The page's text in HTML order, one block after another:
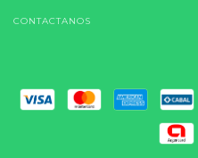
CONTACTANOS